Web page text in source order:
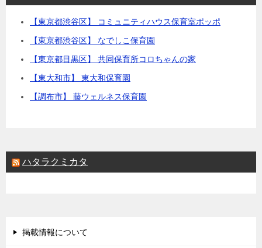
【東京都渋谷区】 コミュニティハウス保育室ポッポ
【東京都渋谷区】 なでしこ保育園
【東京都目黒区】 共同保育所コロちゃんの家
【東大和市】 東大和保育園
【調布市】 藤ウェルネス保育園
ハタラクミカタ
掲載情報について